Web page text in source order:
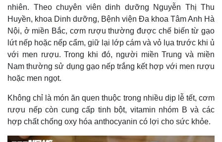
nhiên. Theo chuyên viên dinh dưỡng Nguyễn Thị Thu
Huyền, khoa Dinh dưỡng, Bệnh viện Đa khoa Tâm Anh Hà
Nội, ở miền Bắc, cơm rượu thường được chế biến từ gạo
lứt nếp hoặc nếp cẩm, giữ lại lớp cám và vỏ lụa trước khi ủ
với men rượu. Trong khi đó, người miền Trung và miền
Nam thường sử dụng gạo nếp trắng kết hợp với men rượu
hoặc men ngọt.
Không chỉ là món ăn quen thuộc trong nhiều dịp lễ tết, cơm
rượu nếp còn cung cấp tinh bột, vitamin nhóm B và các
hợp chất chống oxy hóa anthocyanin có lợi cho sức khỏe.